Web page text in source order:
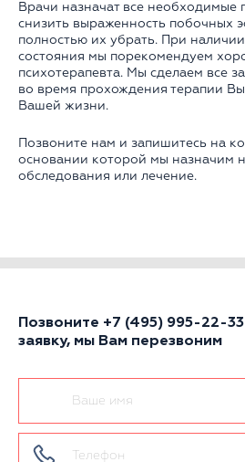
Врачи назначат все необходимые
снизить выраженность побочных
полностью их убрать. При
состояния мы порекомендуем
психотерапевта. Мы сделаем все
во время прохождения терапии
Вашей жизни.
Позвоните нам и запишитесь на
основании которой мы назначим
обследования или лечение.
Позвоните +7 (495) 995-22-33
заявку, мы Вам перезвоним